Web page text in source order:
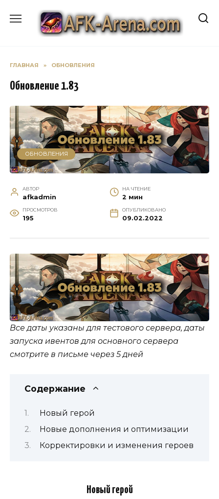
содержанию
ГЛАВНАЯ » ОБНОВЛЕНИЯ
Обновление 1.83
ОБНОВЛЕНИЯ
АВТОР
afkadmin
НА ЧТЕНИЕ
2 мин
ПРОСМОТРОВ
195
ОПУБЛИКОВАНО
09.02.2022
Все даты указаны для тестового сервера, даты
запуска ивентов для основного сервера
смотрите в письме через 5 дней
Содержание
Новый герой
Новые дополнения и оптимизации
Корректировки и изменения героев
Новый герой